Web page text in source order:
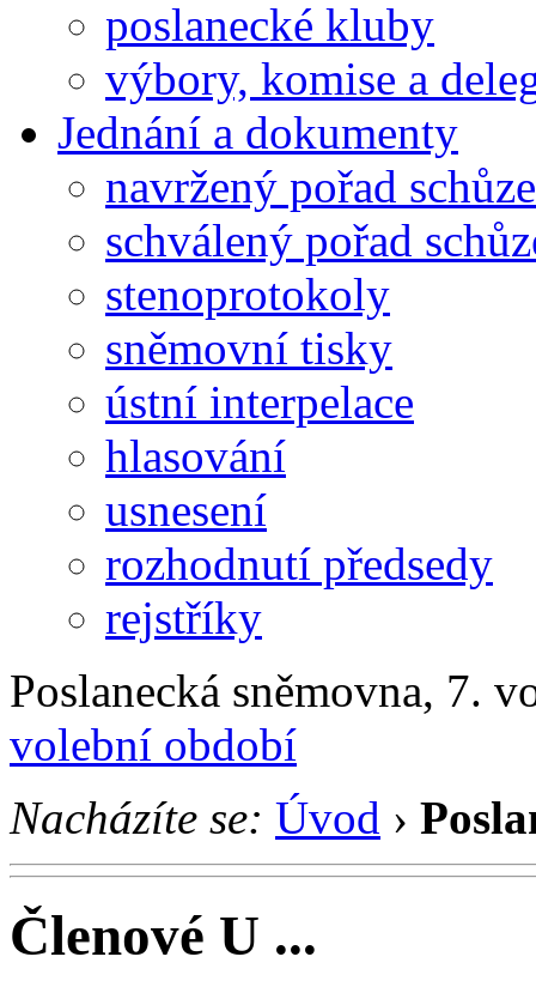
poslanecké kluby
výbory, komise a
Jednání a dokumenty
navržený pořad schůze
schválený pořad
stenoprotokoly
sněmovní tisky
ústní interpelace
hlasování
usnesení
rozhodnutí předsedy
rejstříky
Poslanecká sněmovna, 7.
volební období
Nacházíte se: Úvod ›
Členové U ...